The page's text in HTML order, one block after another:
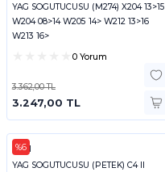
YAG SOGUTUCUSU (M274) X204 13>15
W204 08>14 W205 14> W212 13>16
W213 16>
0 Yorum
3.362,00 TL
3.247,00 TL
%6
FEBI
YAG SOGUTUCUSU (PETEK) C4 II